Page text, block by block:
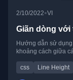
2/10/2022•VI
Giãn dòng với
Hướng dẫn sử
khoảng cách giữa
css Line Height